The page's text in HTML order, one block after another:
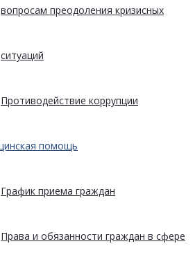
вопросам преодоления кризисных
ситуаций
Противодействие коррупции
помощь
График приема граждан
Права и обязанности граждан в сфере